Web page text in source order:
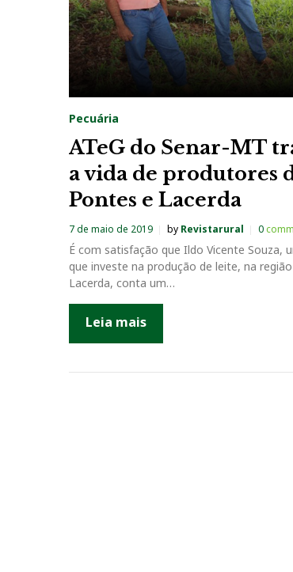
Pecuária
ATeG do Senar-MT
a vida de produtores
Pontes e Lacerda
7 de maio de 2019 by Revistarural 0
É com satisfação que Ildo Vicente Souza,
que investe na produção de leite, na
Lacerda, conta um…
Leia mais